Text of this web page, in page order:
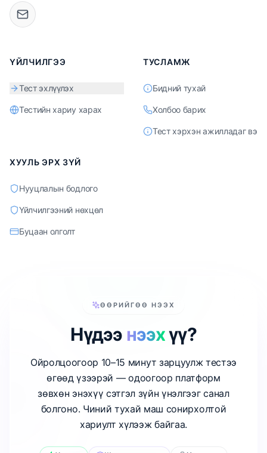
ҮЙЛЧИЛГЭЭ
Тест эхлүүлэх
Тестийн хариу харах
ТУСЛАМЖ
Бидний тухай
Холбоо барих
Тест хэрхэн ажилладаг вэ
ХУУЛЬ ЭРХ ЗҮЙ
Нууцлалын бодлого
Үйлчилгээний нөхцөл
Буцаан олголт
ӨӨРИЙГӨӨ НЭЭХ
Нүдээ нээхүү?
Ойролцоогоор 10–15 минут зарцуулж тестээ
өгөөд үзээрэй — одоогоор платформ
зөвхөн энэхүү сэтгэл зүйн үнэлгээг санал
болгоно. Чиний тухай маш сонирхолтой
хариулт хүлээж байгаа.